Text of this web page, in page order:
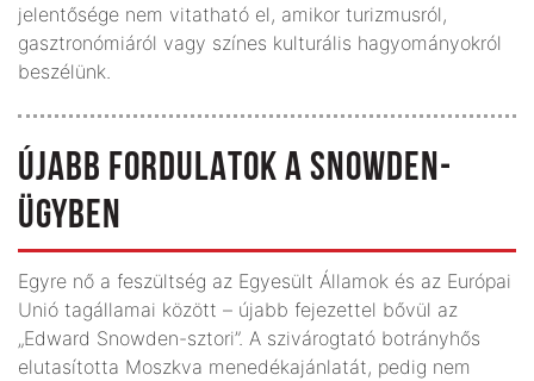
jelentősége nem vitatható el, amikor turizmusról,
gasztronómiáról vagy színes kulturális hagyományokról
beszélünk.
ÚJABB FORDULATOK A SNOWDEN-
ÜGYBEN
Egyre nő a feszültség az Egyesült Államok és az Európai
Unió tagállamai között – újabb fejezettel bővül az
„Edward Snowden-sztori”. A szivárogtató botrányhős
elutasította Moszkva menedékajánlatát, pedig nem